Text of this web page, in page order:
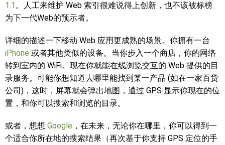
1.1。人工来维护 Web 索引很难说得上创新，也不该被标榜
为下一代Web的预示者。
详细的描述一下移动 Web 应用更成熟的场景。你拥有一台
iPhone 或者其他类似的设备。当你步入一个商店，你的网络
转到室内的 WiFi。现在你就能在线浏览交互的 Web 提供的目
录服务。可能你想知道去哪里能找到某一产品 (如在一家百货
公司)，这时，屏幕就会弹出地图，通过 GPS 显示你现在的位
置，和你可以搜索和浏览的目录。
或者，想想 Google ，在未来，无论你在哪里，你可以得到一
个适合你所在地的搜索结果（再次基于你支持 GPS 定位的手